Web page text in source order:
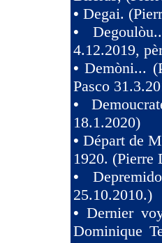
• Degai.
•
4.12.2019,
•Demòni...
Pasco
•
18.1.2020)
• Départ de
1920. (Pierre
•
25.10.2010.)
•Dernier
Dominique